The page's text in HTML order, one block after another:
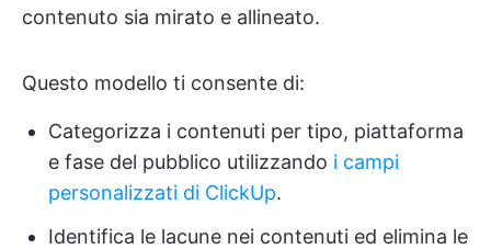
contenuto sia mirato e allineato.
Questo modello ti consente di:
Categorizza i contenuti per tipo, piattaforma
e fase del pubblico utilizzando i campi
personalizzati di ClickUp.
Identifica le lacune nei contenuti ed elimina le